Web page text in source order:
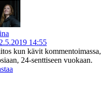
14:55
kun kävit
24-senttiseen vuokaan.